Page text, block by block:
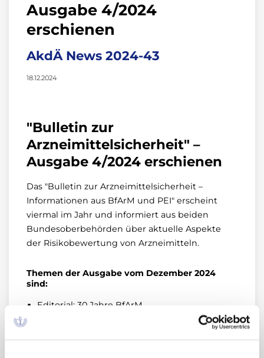
Ausgabe 4/2024
erschienen
AkdÄ News 2024-43
18.12.2024
"Bulletin zur
Arzneimittelsicherheit" –
Ausgabe 4/2024 erschienen
Das "Bulletin zur Arzneimittelsicherheit –
Informationen aus BfArM und PEI" erscheint
viermal im Jahr und informiert aus beiden
Bundesoberbehörden über aktuelle Aspekte
der Risikobewertung von Arzneimitteln.
Themen der Ausgabe vom Dezember 2024
sind:
Editorial: 30 Jahre BfArM
Unerwünschte Menstruationsereignisse vor
(oder ohne) und nach COVID-19-Impfung im